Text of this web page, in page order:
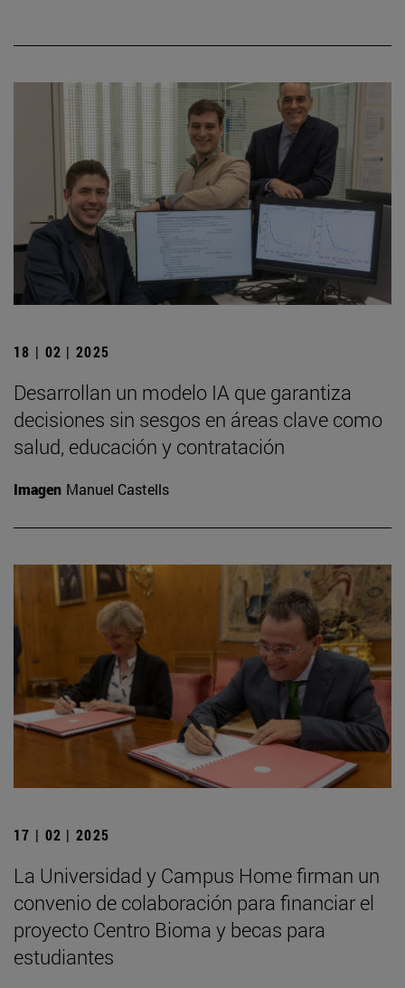
18 | 02 | 2025
Desarrollan un modelo IA que garantiza
decisiones sin sesgos en áreas clave como
salud, educación y contratación
Imagen Manuel Castells
17 | 02 | 2025
La Universidad y Campus Home firman un
convenio de colaboración para financiar el
proyecto Centro Bioma y becas para
estudiantes